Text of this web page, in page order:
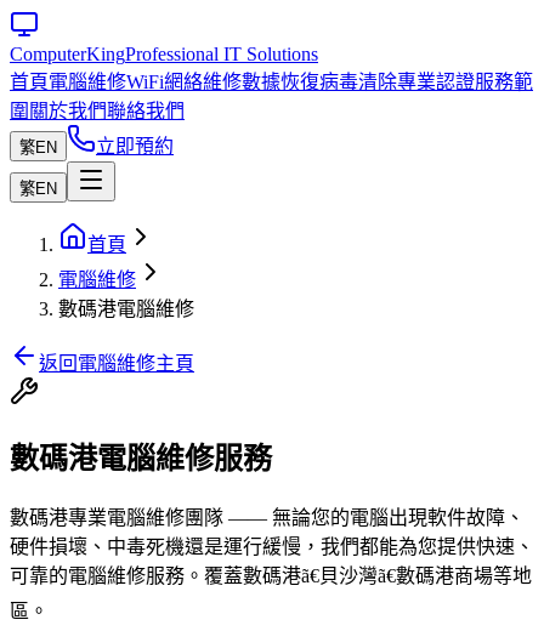
ComputerKingProfessional IT Solutions
首頁電腦維修WiFi網絡維修數據恢復病毒清除專業認證服務範
圍 關於我們聯絡我們
繁EN 立即預約
繁EN
首頁
電腦維修
數碼港電腦維修
返回電腦維修主頁
數碼港電腦維修服務
數碼港專業電腦維修團隊 —— 無論您的電腦出現軟件故障、
硬件損壞、中毒死機還是運行緩慢，我們都能為您提供快速、
可靠的電腦維修服務。覆蓋數碼港ã€貝沙灣ã€數碼港商場等地
區。